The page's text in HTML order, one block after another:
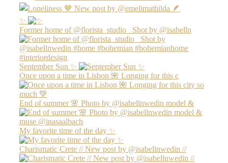
✨
Former home of @florista_studio_ Shot by @isabelln
September Sun ✨
Once upon a time in Lisbon 🌺 Longing for this c
End of summer 🌸 Photo by @isabellnwedin model &
My favorite time of the day ✨
Charismatic Crete // New post by @isabellnwedin //